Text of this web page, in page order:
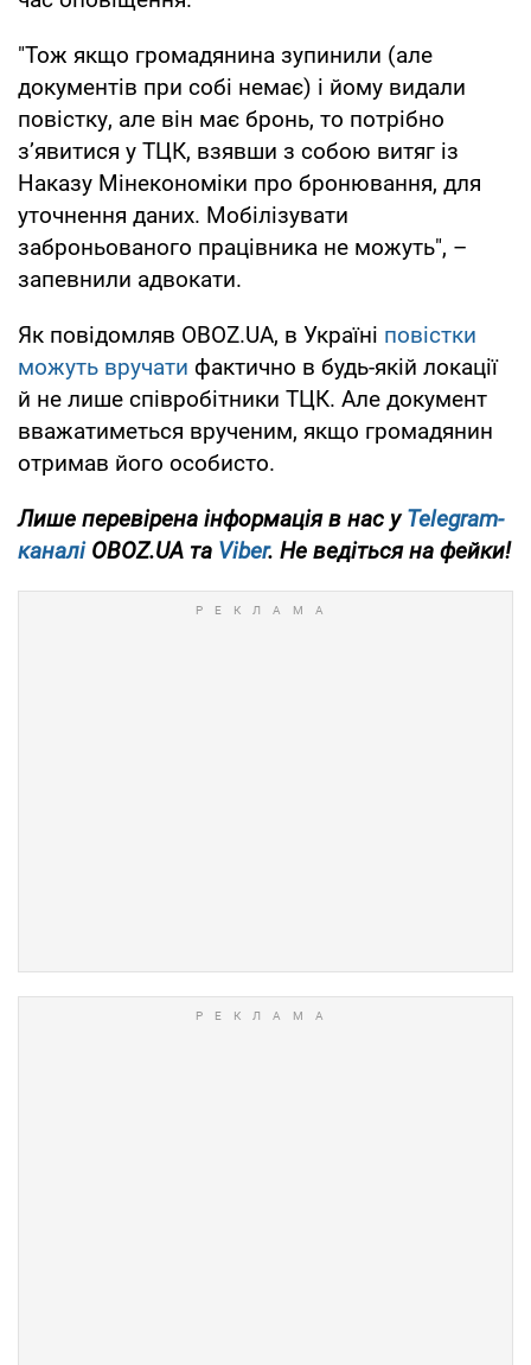
"Тож якщо громадянина зупинили (але
документів при собі немає) і йому видали
повістку, але він має бронь, то потрібно
з’явитися у ТЦК, взявши з собою витяг із
Наказу Мінекономіки про бронювання, для
уточнення даних. Мобілізувати
заброньованого працівника не можуть", –
запевнили адвокати.
Як повідомляв OBOZ.UA, в Україні повістки
можуть вручати фактично в будь-якій локації
й не лише співробітники ТЦК. Але документ
вважатиметься врученим, якщо громадянин
отримав його особисто.
Лише перевірена інформація в нас уTelegram-
каналіOBOZ.UA та Viber. Не ведіться на фейки!